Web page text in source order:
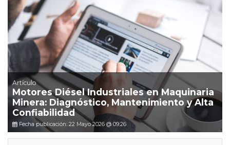
Artículo
Motores Diésel Industriales en Maquinaria
Minera: Diagnóstico, Mantenimiento y Alta
Confiabilidad
Fecha publicación: 22 Mayo 2026 @ 09:26